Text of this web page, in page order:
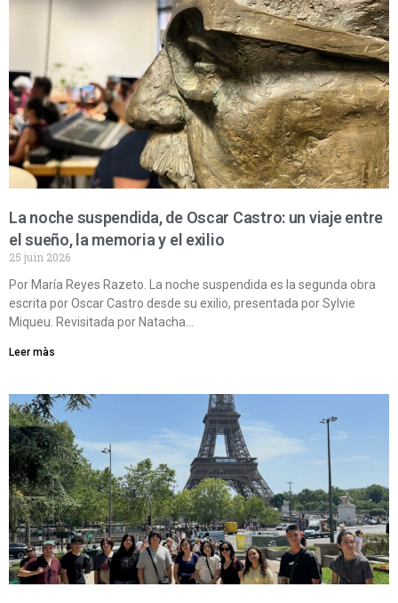
La noche suspendida, de Oscar Castro: un viaje entre
el sueño, la memoria y el exilio
25 juin 2026
Por María Reyes Razeto. La noche suspendida es la segunda obra
escrita por Oscar Castro desde su exilio, presentada por Sylvie
Miqueu. Revisitada por Natacha…
Leer màs